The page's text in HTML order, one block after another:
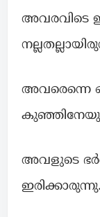
അവരവിടെ
അവരെന്നെ
അവളുടെ